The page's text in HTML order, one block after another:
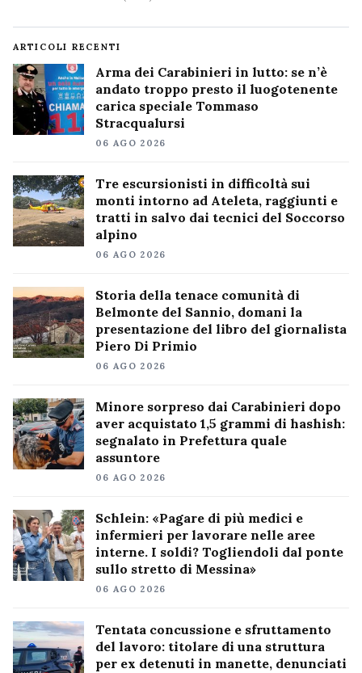
ARTICOLI RECENTI
Arma dei Carabinieri in lutto: se n’è
andato troppo presto il luogotenente
carica speciale Tommaso
Stracqualursi
06 AGO 2026
Tre escursionisti in difficoltà sui
monti intorno ad Ateleta, raggiunti e
tratti in salvo dai tecnici del Soccorso
alpino
06 AGO 2026
Storia della tenace comunità di
Belmonte del Sannio, domani la
presentazione del libro del giornalista
Piero Di Primio
06 AGO 2026
Minore sorpreso dai Carabinieri dopo
aver acquistato 1,5 grammi di hashish:
segnalato in Prefettura quale
assuntore
06 AGO 2026
Schlein: «Pagare di più medici e
infermieri per lavorare nelle aree
interne. I soldi? Togliendoli dal ponte
sullo stretto di Messina»
06 AGO 2026
Tentata concussione e sfruttamento
del lavoro: titolare di una struttura
per ex detenuti in manette, denunciati